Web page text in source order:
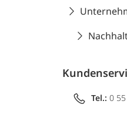
Tel.: 0